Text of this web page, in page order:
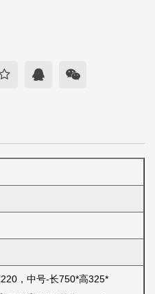
，中号-长750*高325*